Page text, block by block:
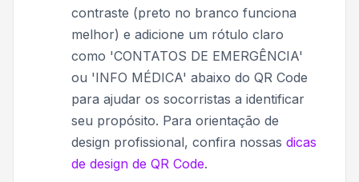
contraste (preto no branco funciona
melhor) e adicione um rótulo claro
como 'CONTATOS DE EMERGÊNCIA'
ou 'INFO MÉDICA' abaixo do QR Code
para ajudar os socorristas a identificar
seu propósito. Para orientação de
design profissional, confira nossas dicas
de design de QR Code.